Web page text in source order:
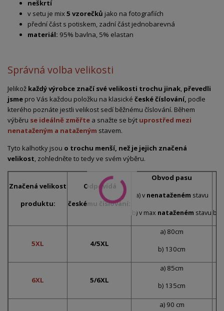
neškrtí
v setu je mix 5 vzorečků jako na fotografiích
přední část s potiskem, zadní část jednobarevná
materiál: 95% bavlna, 5% elastan
Správná volba velikosti
Jelikož každý výrobce značí své velikosti trochu jinak převedli
jsme pro Vás každou položku na klasické české číslování, podle
kterého poznáte jestli velikost sedí běžnému číslování. Během
výběru se ideálně změřte a snažte se být uprostřed mezi
nenataženým a nataženým stavem.
Tyto kalhotky jsou o trochu menší, než je jejich značená
velikost , zohledněte to tedy ve svém výběru.
Značená velikost
produktu:
Odpovídá
českému číslování:
Obvod pasu
a) v nenataženém stavu
b) v max nataženém stavu b)
5XL 4/5XL
a) 80cm
b) 130cm
6XL 5/6XL
a) 85cm
b) 135cm
a) 90 cm